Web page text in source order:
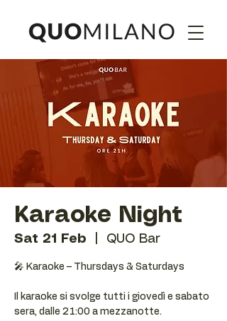
Karaoke Night
Sat 21 Feb QUO Bar
🎤 Karaoke – Thursdays & Saturdays
Il karaoke si svolge tutti i giovedì e sabato
sera, dalle 21:00 a mezzanotte.